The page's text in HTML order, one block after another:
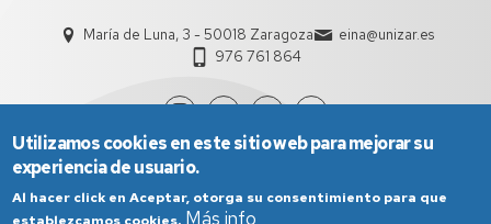
María de Luna, 3 - 50018 Zaragoza
eina@unizar.es
976 761 864
Utilizamos cookies en este sitio web para mejorar su
experiencia de usuario.
Al hacer click en Aceptar, otorga su consentimiento para que
Más info